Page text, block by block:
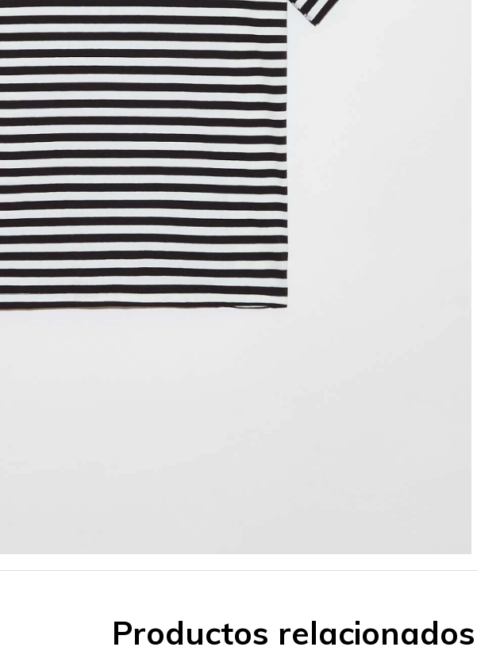
Productos relacionados